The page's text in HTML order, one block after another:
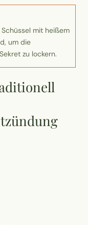
mit heißem
um die
zu lockern.